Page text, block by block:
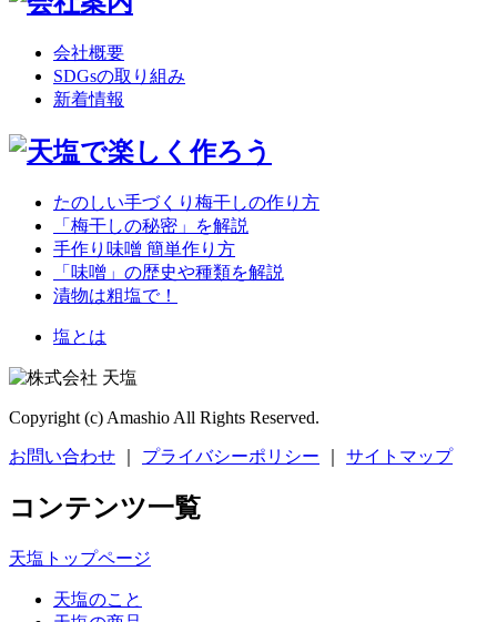
会社概要
SDGsの取り組み
新着情報
たのしい手づくり梅干しの作り方
「梅干しの秘密」を解説
手作り味噌 簡単作り方
「味噌」の歴史や種類を解説
漬物は粗塩で！
塩とは
Copyright (c) Amashio All Rights Reserved.
お問い合わせ プライバシーポリシー サイトマップ
コンテンツ一覧
天塩トップページ
天塩のこと